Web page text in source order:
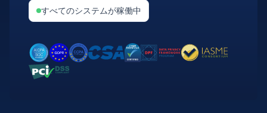
すべてのシステムが稼働中